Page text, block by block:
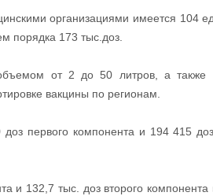
организациями имеется 104
порядка 173 тыс.доз.
от 2 до 50 литров, а также
вакцины по регионам.
первого компонента и 194 415
и 132,7 тыс. доз второго